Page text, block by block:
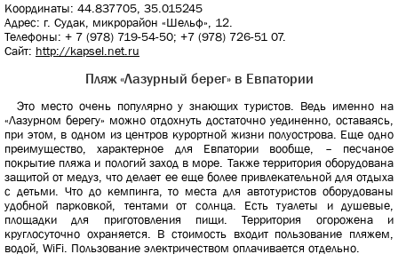
Координаты: 44.837705, 35.015245
Адрес: г. Судак, микрорайон «Шельф», 12.
Телефоны: + 7 (978) 719-54-50; +7 (978) 726-51 07.
Сайт: http://kapsel.net.ru
Пляж «Лазурный берег» в Евпатории
Это место очень популярно у знающих туристов. Ведь именно на
«Лазурном берегу» можно отдохнуть достаточно уединенно, оставаясь,
при этом, в одном из центров курортной жизни полуострова. Еще одно
преимущество, характерное для Евпатории вообще, – песчаное
покрытие пляжа и пологий заход в море. Также территория оборудована
защитой от медуз, что делает ее еще более привлекательной для отдыха
с детьми. Что до кемпинга, то места для автотуристов оборудованы
удобной парковкой, тентами от солнца. Есть туалеты и душевые,
площадки для приготовления пищи. Территория огорожена и
круглосуточно охраняется. В стоимость входит пользование пляжем,
водой, WiFi. Пользование электричеством оплачивается отдельно.